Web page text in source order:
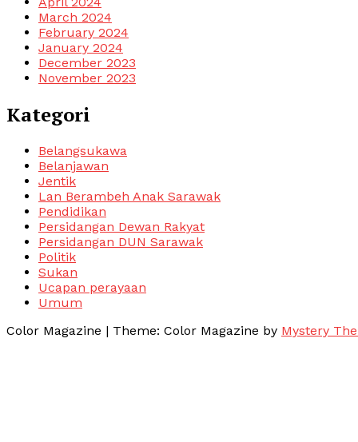
March 2024
February 2024
January 2024
December 2023
November 2023
Kategori
Belangsukawa
Belanjawan
Jentik
Lan Berambeh Anak Sarawak
Pendidikan
Persidangan Dewan Rakyat
Persidangan DUN Sarawak
Politik
Sukan
Ucapan perayaan
Umum
Color Magazine | Theme: Color Magazine by Mystery